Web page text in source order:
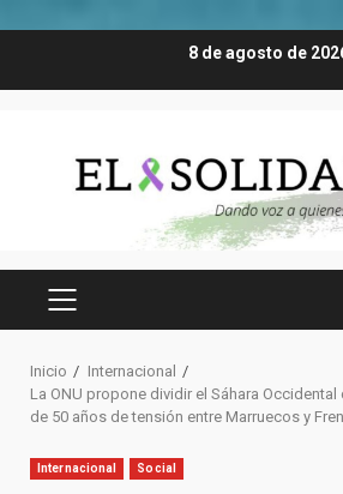
8 de agosto de
MENÚ
Inicio
Internacional
La ONU propone dividir el Sáhara
de 50 años de tensión entre Marruecos y
Internacional Social